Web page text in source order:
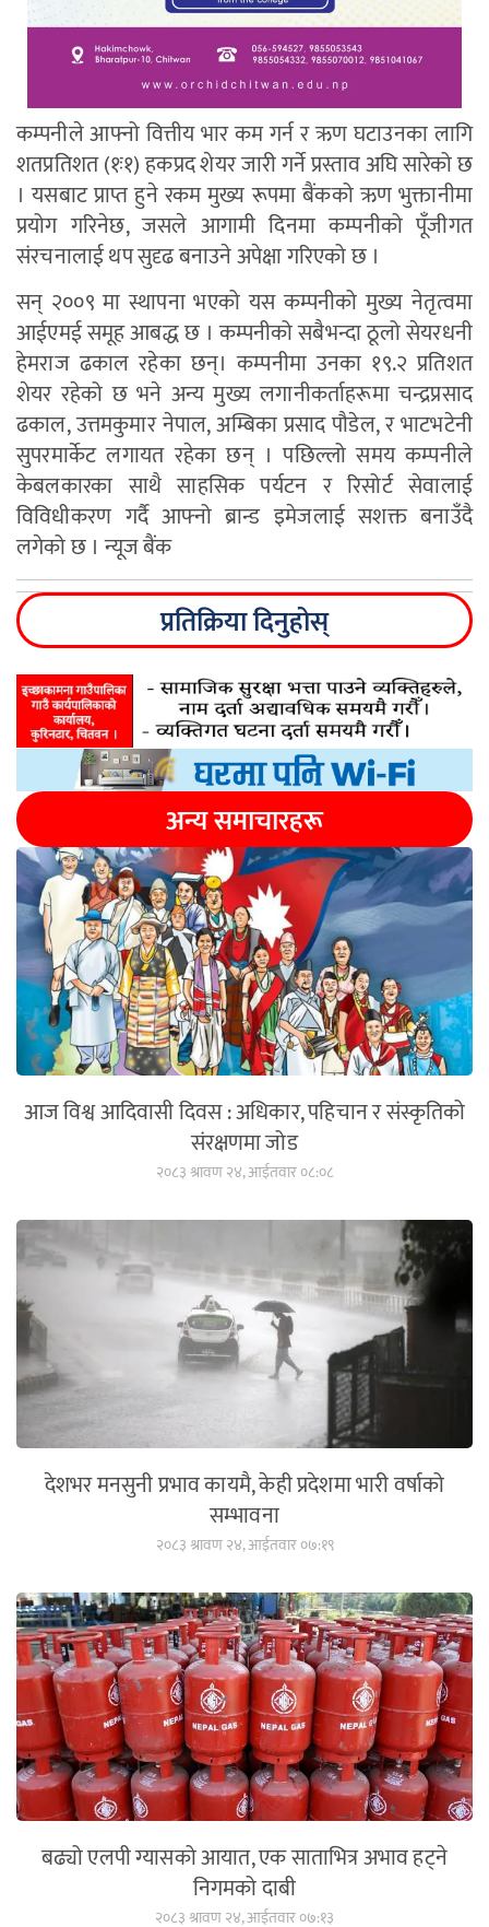
कम्पनीले आफ्नो वित्तीय भार कम गर्न र ऋण घटाउनका लागि
शतप्रतिशत (१ः१) हकप्रद शेयर जारी गर्ने प्रस्ताव अघि सारेको छ
। यसबाट प्राप्त हुने रकम मुख्य रूपमा बैंकको ऋण भुक्तानीमा
प्रयोग गरिनेछ, जसले आगामी दिनमा कम्पनीको पूँजीगत
संरचनालाई थप सुदृढ बनाउने अपेक्षा गरिएको छ ।
सन् २००९ मा स्थापना भएको यस कम्पनीको मुख्य नेतृत्वमा
आईएमई समूह आबद्ध छ । कम्पनीको सबैभन्दा ठूलो सेयरधनी
हेमराज ढकाल रहेका छन्। कम्पनीमा उनका १९.२ प्रतिशत
शेयर रहेको छ भने अन्य मुख्य लगानीकर्ताहरूमा चन्द्रप्रसाद
ढकाल, उत्तमकुमार नेपाल, अम्बिका प्रसाद पौडेल, र भाटभटेनी
सुपरमार्केट लगायत रहेका छन् । पछिल्लो समय कम्पनीले
केबलकारका साथै साहसिक पर्यटन र रिसोर्ट सेवालाई
विविधीकरण गर्दै आफ्नो ब्रान्ड इमेजलाई सशक्त बनाउँदै
लगेको छ । न्यूज बैंक
प्रतिक्रिया दिनुहोस्
अन्य समाचारहरू
आज विश्व आदिवासी दिवस : अधिकार, पहिचान र संस्कृतिको
संरक्षणमा जोड
२०८३ श्रावण २४, आईतवार ०८:०८
देशभर मनसुनी प्रभाव कायमै, केही प्रदेशमा भारी वर्षाको
सम्भावना
२०८३ श्रावण २४, आईतवार ०७:१९
बढ्यो एलपी ग्यासको आयात, एक साताभित्र अभाव हट्ने
निगमको दाबी
२०८३ श्रावण २४, आईतवार ०७:१३